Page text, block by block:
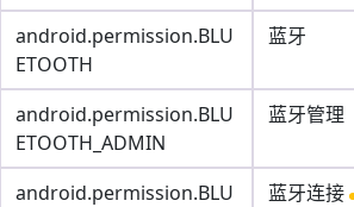
android.permission.BLU
ETOOTH
蓝牙
android.permission.BLU
ETOOTH_ADMIN
蓝牙管理
android.permission.BLU
蓝牙连接